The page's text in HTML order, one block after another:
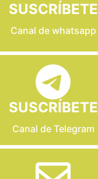
SUSCRÍBETE
Canal de whatsapp
SUSCRÍBETE
Canal de Telegram